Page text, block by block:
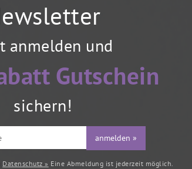
anmelden und
Gutschein
sichern!
anmelden »
Datenschutz » Eine Abmeldung ist jederzeit möglich.